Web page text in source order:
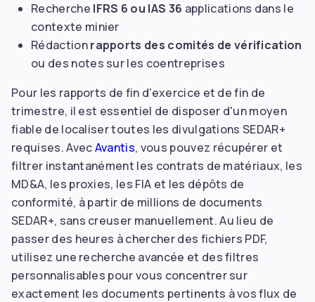
Recherche IFRS 6 ou IAS 36 applications dans le
contexte minier
Rédactionrapports des comités de vérification
ou des notes sur les coentreprises
Pour les rapports de fin d'exercice et de fin de
trimestre, il est essentiel de disposer d'un moyen
fiable de localiser toutes les divulgations SEDAR+
requises. AvecAvantis, vous pouvez récupérer et
filtrer instantanément les contrats de matériaux, les
MD&A, les proxies, les FIA et les dépôts de
conformité, à partir de millions de documents
SEDAR+, sans creuser manuellement. Au lieu de
passer des heures à chercher des fichiers PDF,
utilisez une recherche avancée et des filtres
personnalisables pour vous concentrer sur
exactement les documents pertinents à vos flux de